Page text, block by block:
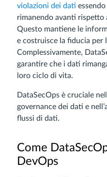
violazioni dei dati
rimanendo avanti rispetto
Questo mantiene le
e costruisce la fiducia per
Complessivamente,
garantire che i dati
loro ciclo di vita.
DataSecOps è cruciale
governance dei dati e
flussi di dati.
Come
DevOps